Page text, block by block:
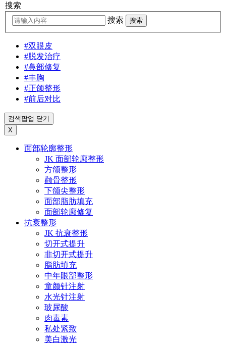
搜索
搜索
搜索
#双眼皮
#脱发治疗
#鼻部修复
#丰胸
#正颌整形
#前后对比
검색팝업 닫기
X
面部轮廓整形
JK 面部轮廓整形
方颌整形
颧骨整形
下颌尖整形
面部脂肪填充
面部轮廓修复
抗衰整形
JK 抗衰整形
切开式提升
非切开式提升
脂肪填充
中年眼部整形
童颜针注射
水光针注射
玻尿酸
肉毒素
私处紧致
美白激光